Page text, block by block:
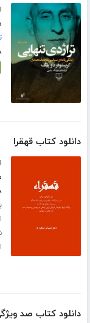
دانلود کتاب قهقرا
دانلود کتاب صد